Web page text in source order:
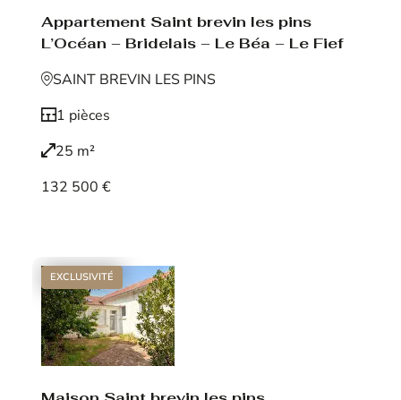
Appartement Saint brevin les pins
L’Océan – Bridelais – Le Béa – Le Fief
SAINT BREVIN LES PINS
1 pièces
25 m²
132 500 €
EXCLUSIVITÉ